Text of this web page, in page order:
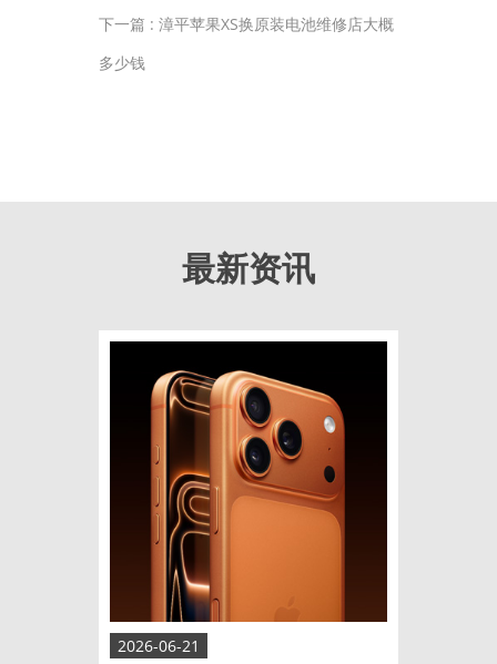
下一篇 : 漳平苹果XS换原装电池维修店大概
多少钱
最新资讯
2026-06-21